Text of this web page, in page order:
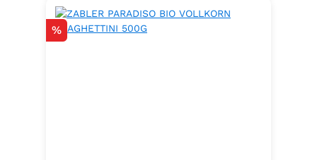
zum Würzen von Pasta, Fleisch,
Fisch, Gemüse und mediterranen
Rabatt
%